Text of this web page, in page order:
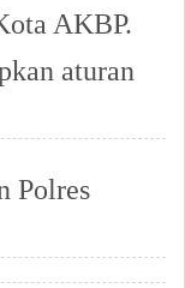
AKBP.
aturan
Polres